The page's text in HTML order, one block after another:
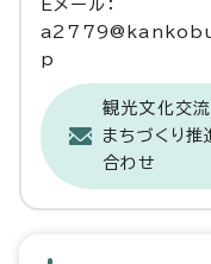
Eメール：
p
観光文化交
まちづくり
合わせ